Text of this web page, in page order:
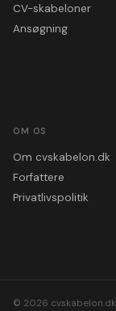
CV-skabeloner
Ansøgning
OM OS
Om cvskabelon.dk
Forfattere
Privatlivspolitik
© 2026 cvskabelon.dk